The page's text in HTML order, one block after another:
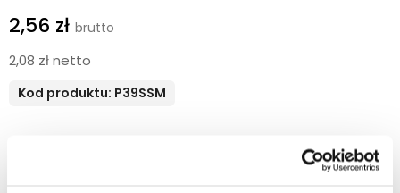
2,56 zł
2,08 zł netto
Kod produktu: P39SSM
. Włoski kosmetyk
hotelowy, wzbogacony organicznym ekstraktem z liści z